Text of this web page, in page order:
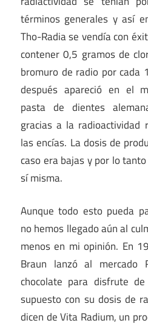
términos generales y así
Tho-Radia se vendía con
contener 0,5 gramos de
bromuro de radio por cada
después apareció en el
pasta de dientes
gracias a la radioactividad
las encías. La dosis de
caso era bajas y por lo
sí misma.
Aunque todo esto pueda
no hemos llegado aún al
menos en mi opinión. En
Braun lanzó al mercado
chocolate para disfrute
supuesto con su dosis de
dicen de Vita Radium, un